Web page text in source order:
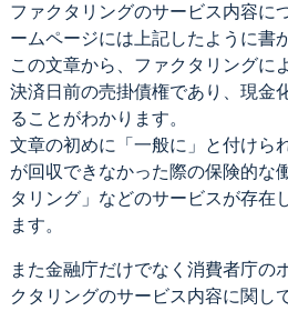
ファクタリングのサービス内容に
ームページには上記したように書
この文章から、ファクタリングに
決済日前の売掛債権であり、現金
ることがわかります。
文章の初めに「一般に」と付けら
が回収できなかった際の保険的な
タリング」などのサービスが存在
ます。
また金融庁だけでなく消費者庁の
クタリングのサービス内容に関し